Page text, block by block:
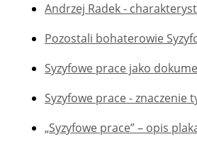
Andrzej Radek -
Pozostali bohaterowie
Syzyfowe prace jako
Syzyfowe prace - znaczenie
„Syzyfowe prace” – opis